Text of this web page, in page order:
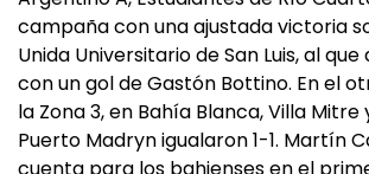
campaña con una ajustada victoria
Unida Universitario de San Luis, al
con un gol de Gastón Bottino. En el
la Zona 3, en Bahía Blanca, Villa Mitre
Puerto Madryn igualaron 1-1. Martín